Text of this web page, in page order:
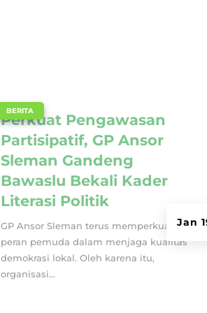
Perkuat Pengawasan
Partisipatif, GP Ansor
Sleman Gandeng
Bawaslu Bekali Kader
Literasi Politik
Jan
BERITA
GP Ansor Sleman terus memperkuat
peran pemuda dalam menjaga kualitas
demokrasi lokal. Oleh karena itu,
organisasi...